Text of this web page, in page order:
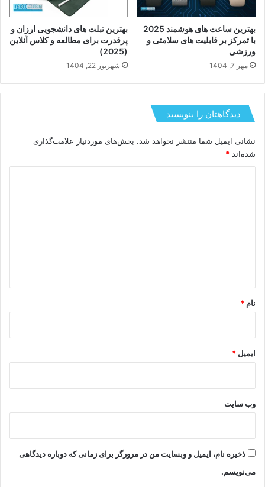
بهترین ساعت های هوشمند 2025
با تمرکز بر قابلیت های سلامتی و
ورزشی
مهر 7, 1404
بهترین تبلت های دانشجویی ارزان و
پرقدرت برای مطالعه و کلاس آنلاین
(2025)
شهریور 22, 1404
دیدگاهتان را بنویسید
نشانی ایمیل شما منتشر نخواهد شد. بخش‌های موردنیاز علامت‌گذاری
شده‌اند *
نام *
ایمیل *
وب‌ سایت
ذخیره نام، ایمیل و وبسایت من در مرورگر برای زمانی که دوباره دیدگاهی
می‌نویسم.